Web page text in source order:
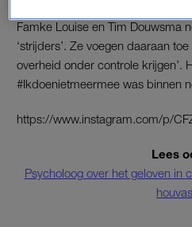
Famke Louise en Tim Douwsma
‘strijders’. Ze voegen daaraan
overheid onder controle krijgen’.
#Ikdoenietmeermee was binnen
https://www.instagram.com/p/
Lees
Psycholoog over het geloven in